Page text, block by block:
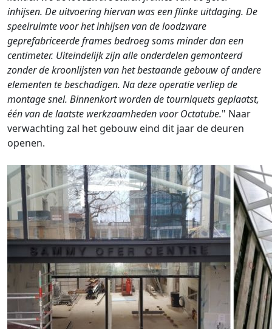
inhijsen. De uitvoering hiervan was een flinke uitdaging. De
speelruimte voor het inhijsen van de loodzware
geprefabriceerde frames bedroeg soms minder dan een
centimeter. Uiteindelijk zijn alle onderdelen gemonteerd
zonder de kroonlijsten van het bestaande gebouw of andere
elementen te beschadigen. Na deze operatie verliep de
montage snel. Binnenkort worden de tourniquets geplaatst,
één van de laatste werkzaamheden voor Octatube." Naar
verwachting zal het gebouw eind dit jaar de deuren
openen.